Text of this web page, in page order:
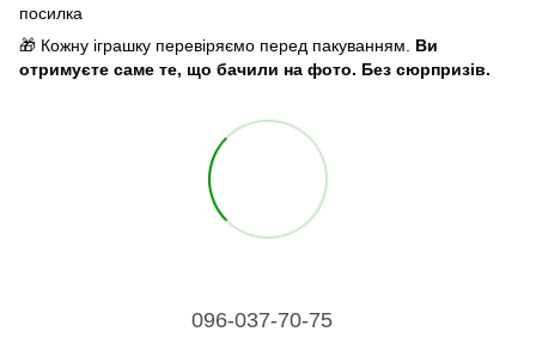
посилка
🎁 Кожну іграшку перевіряємо перед пакуванням. Ви
отримуєте саме те, що бачили на фото. Без сюрпризів.
096-037-70-75